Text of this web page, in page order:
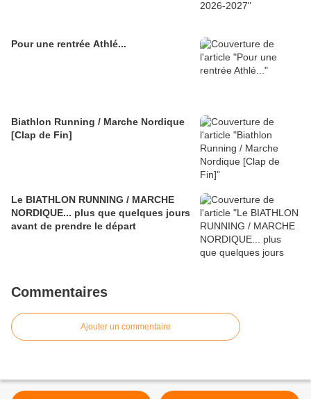
Pour une rentrée Athlé...
Biathlon Running / Marche Nordique
[Clap de Fin]
Le BIATHLON RUNNING / MARCHE
NORDIQUE... plus que quelques jours
avant de prendre le départ
Commentaires
Ajouter un commentaire